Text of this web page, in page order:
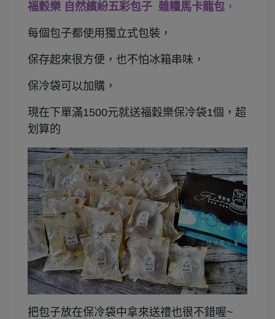
福穀樂 自然繽紛五彩包子 雜糧馬卡龍包 ，
每個包子都使用獨立式包裝，
保存起來很方便，也不怕冰箱串味，
保冷袋可以加購，
現在下單滿1500元就送福穀樂保冷袋1個，超
划算的
把包子放在保冷袋中拿來送禮也很不錯喔~